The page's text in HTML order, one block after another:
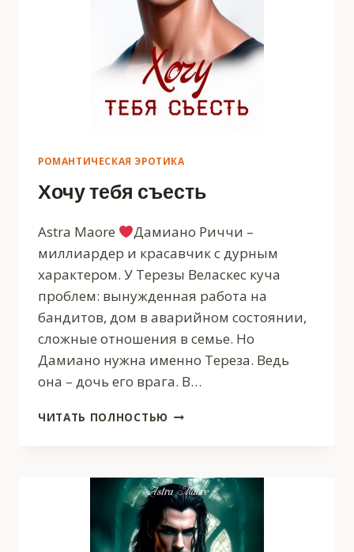
РОМАНТИЧЕСКАЯ ЭРОТИКА
Хочу тебя съесть
Astra Maore
Дамиано Риччи –
миллиардер и красавчик с дурным
характером. У Терезы Веласкес куча
проблем: вынужденная работа на
бандитов, дом в аварийном состоянии,
сложные отношения в семье. Но
Дамиано нужна именно Тереза. Ведь
она – дочь его врага. В…
ЧИТАТЬ ПОЛНОСТЬЮ ХОЧУ